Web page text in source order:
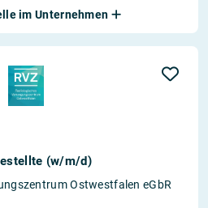
im Unternehmen
(w/m/d)
Ostwestfalen eGbR